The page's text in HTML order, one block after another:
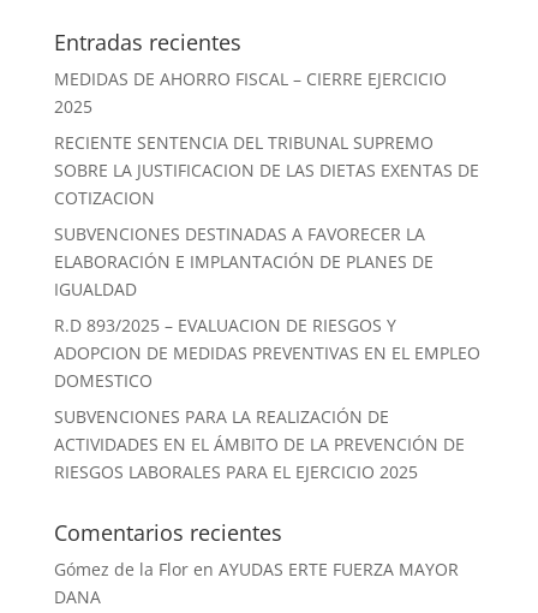
Entradas recientes
MEDIDAS DE AHORRO FISCAL – CIERRE EJERCICIO
2025
RECIENTE SENTENCIA DEL TRIBUNAL SUPREMO
SOBRE LA JUSTIFICACION DE LAS DIETAS EXENTAS DE
COTIZACION
SUBVENCIONES DESTINADAS A FAVORECER LA
ELABORACIÓN E IMPLANTACIÓN DE PLANES DE
IGUALDAD
R.D 893/2025 – EVALUACION DE RIESGOS Y
ADOPCION DE MEDIDAS PREVENTIVAS EN EL EMPLEO
DOMESTICO
SUBVENCIONES PARA LA REALIZACIÓN DE
ACTIVIDADES EN EL ÁMBITO DE LA PREVENCIÓN DE
RIESGOS LABORALES PARA EL EJERCICIO 2025
Comentarios recientes
Gómez de la Floren AYUDAS ERTE FUERZA MAYOR
DANA